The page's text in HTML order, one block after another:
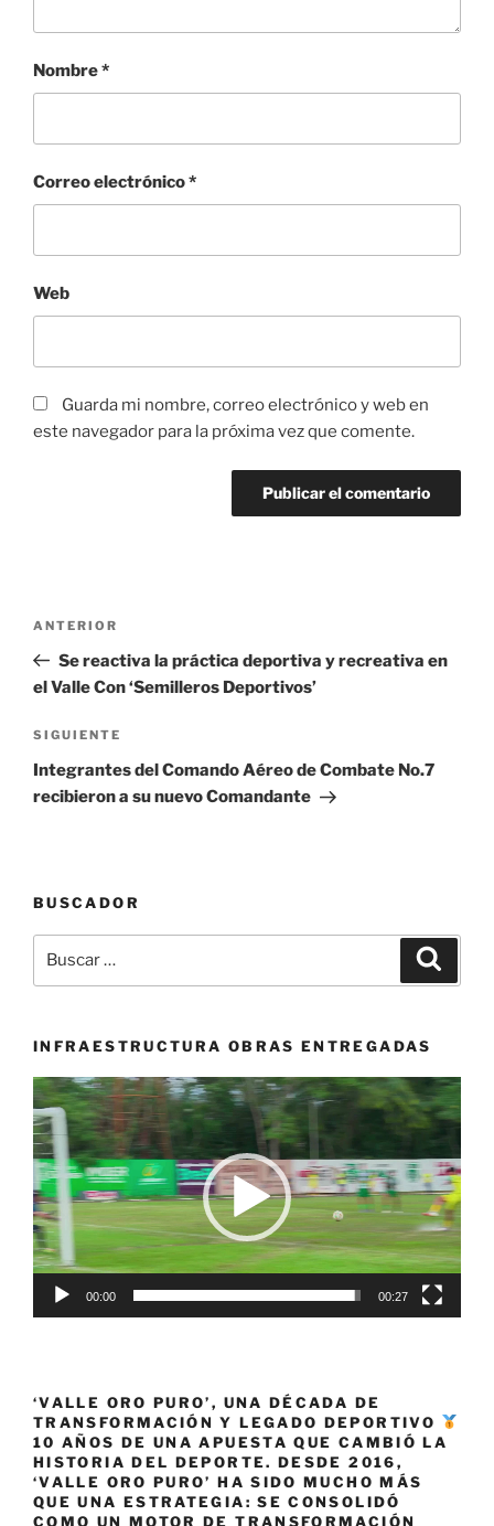
Nombre*
Correo electrónico*
Web
Guarda mi nombre, correo electrónico y web en
este navegador para la próxima vez que comente.
entradas
Entrada
anterior:
ANTERIOR
Se reactiva la práctica deportiva y recreativa en
el Valle Con ‘Semilleros Deportivos’
Siguiente
entrada
SIGUIENTE
Integrantes del Comando Aéreo de Combate No.7
recibieron a su nuevo Comandante
BUSCADOR
por:
INFRAESTRUCTURA OBRAS ENTREGADAS
Reproductor
de
vídeo
00:00 00:27
‘VALLE ORO PURO’, UNA DÉCADA DE
TRANSFORMACIÓN Y LEGADO DEPORTIVO
10 AÑOS DE UNA APUESTA QUE CAMBIÓ LA
HISTORIA DEL DEPORTE. DESDE 2016,
‘VALLE ORO PURO’ HA SIDO MUCHO MÁS
QUE UNA ESTRATEGIA: SE CONSOLIDÓ
COMO UN MOTOR DE TRANSFORMACIÓN